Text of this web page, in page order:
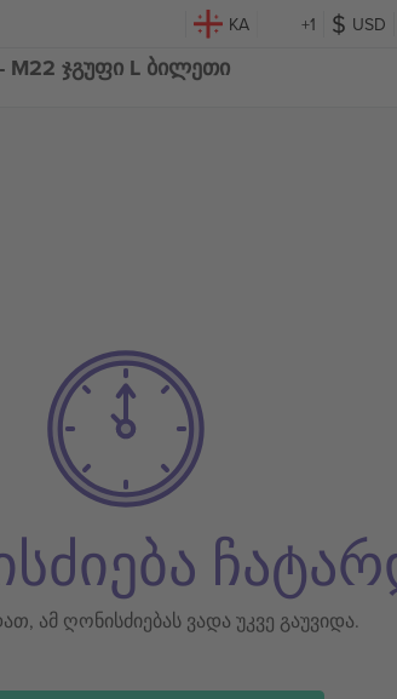
KA +1 USD
M22 ჯგუფი L ბილეთი
ამ ღონისძიებას ვადა უკვე გაუვიდა.